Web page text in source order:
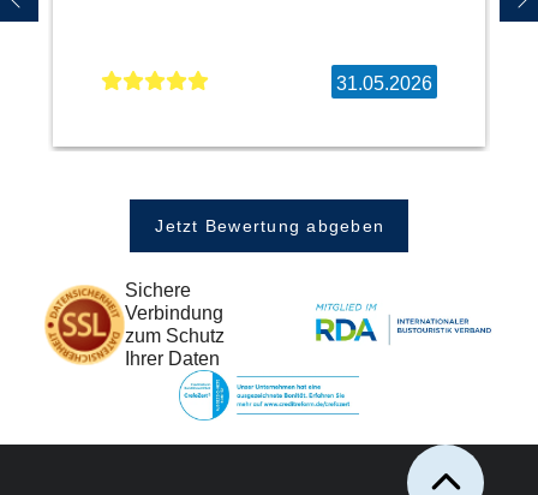
31.05.2026
Jetzt Bewertung abgeben
Sichere
Verbindung
zum Schutz
Ihrer Daten